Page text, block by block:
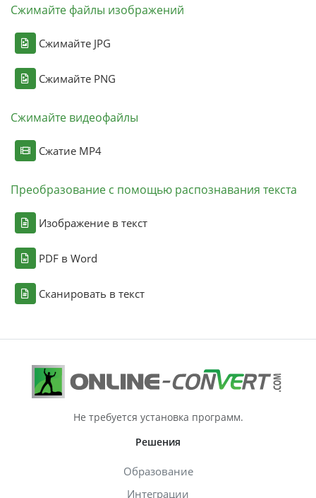
Сжимайте файлы изображений
Сжимайте JPG
Сжимайте PNG
Сжимайте видеофайлы
Сжатие MP4
Преобразование с помощью распознавания текста
Изображение в текст
PDF в Word
Сканировать в текст
Не требуется установка программ.
Решения
Образование
Интеграции